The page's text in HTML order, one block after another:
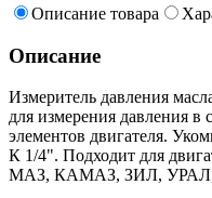
Описание товара
Описание
Измеритель давления
для измерения давления в
элементов двигателя.
К 1/4". Подходит для
МАЗ, КАМАЗ, ЗИЛ,